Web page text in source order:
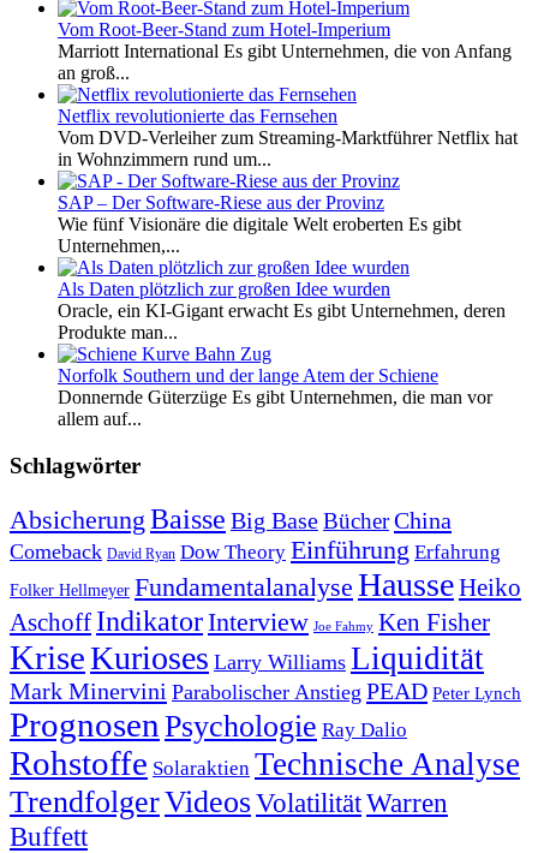
Vom Root-Beer-Stand zum Hotel-Imperium
Marriott International Es gibt Unternehmen, die von Anfang
an groß...
Netflix revolutionierte das Fernsehen
Vom DVD-Verleiher zum Streaming-Marktführer Netflix hat
in Wohnzimmern rund um...
SAP – Der Software-Riese aus der Provinz
Wie fünf Visionäre die digitale Welt eroberten Es gibt
Unternehmen,...
Als Daten plötzlich zur großen Idee wurden
Oracle, ein KI-Gigant erwacht Es gibt Unternehmen, deren
Produkte man...
Norfolk Southern und der lange Atem der Schiene
Donnernde Güterzüge Es gibt Unternehmen, die man vor
allem auf...
Schlagwörter
Absicherung Baisse Big BaseBücherChina
Comeback David Ryan Dow Theory Einführung Erfahrung
Folker Hellmeyer Fundamentalanalyse HausseHeiko
Aschoff IndikatorInterview Joe Fahmy Ken Fisher
KriseKurioses Larry Williams Liquidität
Mark Minervini Parabolischer Anstieg PEAD Peter Lynch
Prognosen Psychologie Ray Dalio
Rohstoffe Solaraktien Technische Analyse
TrendfolgerVideosVolatilitätWarren
Buffett